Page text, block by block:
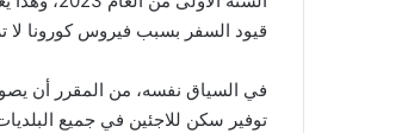
قيود السفر بسبب فيروس كورونا لا
في السياق نفسه، من المقرر أن
توفير سكن للاجئين في جميع البلديات المحلية الـ 355، وذلك بناءً على